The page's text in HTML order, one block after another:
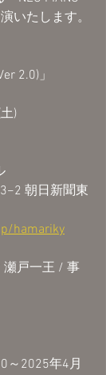
いたします。
2.0)」
)
朝日新聞東
hamariky
戸一王 / 事
～2025年4月